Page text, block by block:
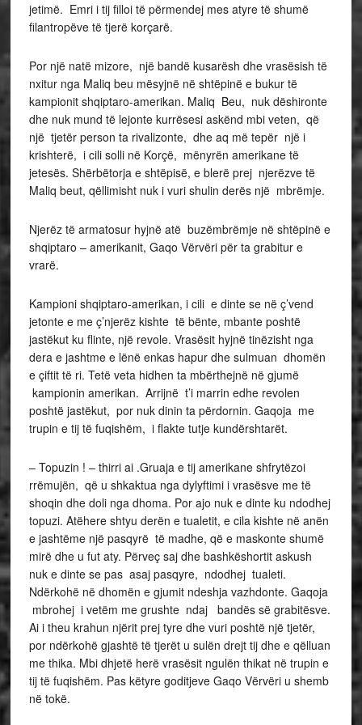
jetimë. Emri i tij filloi të përmendej mes atyre të shumë
filantropëve të tjerë korçarë.
Por një natë mizore, një bandë kusarësh dhe vrasësish të
nxitur nga Maliq beu mësyjnë në shtëpinë e bukur të
kampionit shqiptaro-amerikan. Maliq Beu, nuk dëshironte
dhe nuk mund të lejonte kurrësesi askënd mbi veten, që
një tjetër person ta rivalizonte, dhe aq më tepër një i
krishterë, i cili solli në Korçë, mënyrën amerikane të
jetesës. Shërbëtorja e shtëpisë, e blerë prej njerëzve të
Maliq beut, qëllimisht nuk i vuri shulin derës një mbrëmje.
Njerëz të armatosur hyjnë atë buzëmbrëmje në shtëpinë e
shqiptaro – amerikanit, Gaqo Vërvëri për ta grabitur e
vrarë.
Kampioni shqiptaro-amerikan, i cili e dinte se në ç’vend
jetonte e me ç’njerëz kishte të bënte, mbante poshtë
jastëkut ku flinte, një revole. Vrasësit hyjnë tinëzisht nga
dera e jashtme e lënë enkas hapur dhe sulmuan dhomën
e çiftit të ri. Tetë veta hidhen ta mbërthejnë në gjumë
kampionin amerikan. Arrijnë t’i marrin edhe revolen
poshtë jastëkut, por nuk dinin ta përdornin. Gaqoja me
trupin e tij të fuqishëm, i flakte tutje kundërshtarët.
– Topuzin ! – thirri ai .Gruaja e tij amerikane shfrytëzoi
rrëmujën, që u shkaktua nga dylyftimi i vrasësve me të
shoqin dhe doli nga dhoma. Por ajo nuk e dinte ku ndodhej
topuzi. Atëhere shtyu derën e tualetit, e cila kishte në anën
e jashtëme një pasqyrë të madhe, që e maskonte shumë
mirë dhe u fut aty. Përveç saj dhe bashkëshortit askush
nuk e dinte se pas asaj pasqyre, ndodhej tualeti.
Ndërkohë në dhomën e gjumit ndeshja vazhdonte. Gaqoja
mbrohej i vetëm me grushte ndaj bandës së grabitësve.
Ai i theu krahun njërit prej tyre dhe vuri poshtë një tjetër,
por ndërkohë gjashtë të tjerët u sulën drejt tij dhe e qëlluan
me thika. Mbi dhjetë herë vrasësit ngulën thikat në trupin e
tij të fuqishëm. Pas këtyre goditjeve Gaqo Vërvëri u shemb
në tokë.